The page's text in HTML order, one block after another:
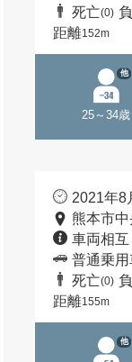
死亡(0)
距離152m
25～34歳
他
2021年8
熊本市
車両相
普通乗用
死亡(0)
距離155m
他